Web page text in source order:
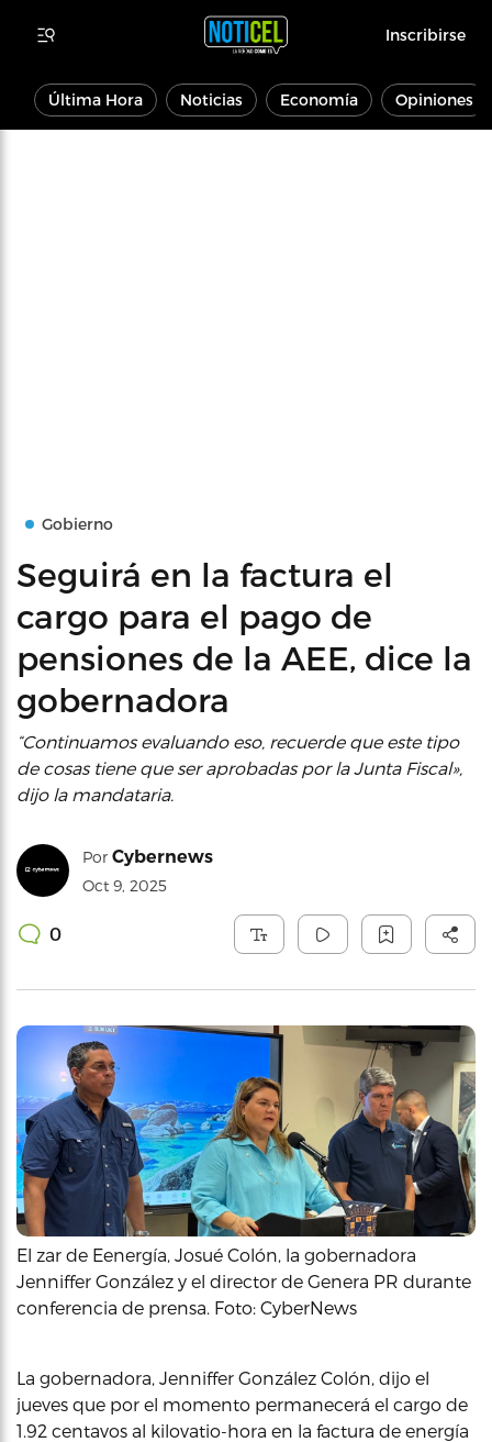
Inscribirse
Última Hora Noticias Economía Opiniones
Gobierno
Seguirá en la factura el
cargo para el pago de
pensiones de la AEE, dice la
gobernadora
“Continuamos evaluando eso, recuerde que este tipo
de cosas tiene que ser aprobadas por la Junta Fiscal»,
dijo la mandataria.
Por Cybernews
Oct 9, 2025
0
El zar de Eenergía, Josué Colón, la gobernadora
Jenniffer González y el director de Genera PR durante
conferencia de prensa. Foto: CyberNews
La gobernadora, Jenniffer González Colón, dijo el
jueves que por el momento permanecerá el cargo de
1.92 centavos al kilovatio-hora en la factura de energía